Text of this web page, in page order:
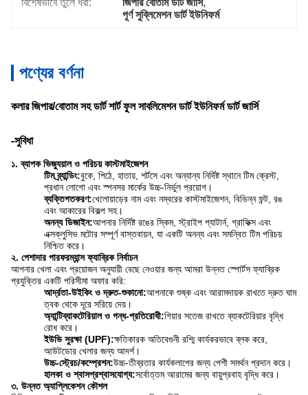
বিশেষভাবে তুলে ধরা:
জিপার বোতাম ডার্ট জার্সি,
পূর্ণ সুব্লিমেশন ডার্ট ইউনিফর্ম
পণ্যের বর্ণনা
কলার জিপার/বোতাম সহ ডার্ট শার্ট ফুল সাবলিমেশন ডার্ট ইউনিফর্ম ডার্ট জার্সি
-সুবিধা
১. ব্যাপক ভিজ্যুয়াল ও পরিচয় কাস্টমাইজেশন
টিম ব্র্যান্ডিং:বুকে, পিঠে, হাতায়, শর্টসে এবং অন্যান্য নির্দিষ্ট স্থানে টিম ক্রেস্ট,
প্রধান লোগো এবং স্পনসর মার্কের উচ্চ-নির্ভুল প্রয়োগ।
ব্যক্তিগতকরণ:খেলোয়াড়ের নাম এবং নম্বরের কাস্টমাইজেশন, বিভিন্ন ফন্ট, রঙ
এবং আকারের বিকল্প সহ।
অনন্য ডিজাইন:আপনার নির্দিষ্ট রঙের স্কিম, স্ট্রাইপ প্যাটার্ন, গ্রাফিক্স এবং
এক্সক্লুসিভ মটোর সম্পূর্ণ বাস্তবায়ন, যা একটি অনন্য এবং সমন্বিত টিম পরিচয়
নিশ্চিত করে।
২. পেশাদার পারফরম্যান্স ফ্যাব্রিক নির্বাচন
আপনার খেলা এবং প্রয়োজন অনুযায়ী বেছে নেওয়ার জন্য আমরা উন্নত স্পোর্টস ফ্যাব্রিক
প্রযুক্তির একটি পরিসীমা অফার করি:
আর্দ্রতা-উইকিং ও দ্রুত-শুকানো:আপনাকে শুষ্ক এবং আরামদায়ক রাখতে দ্রুত ঘাম
ত্বক থেকে দূরে সরিয়ে দেয়।
অ্যান্টিব্যাকটেরিয়াল ও গন্ধ-প্রতিরোধী:গিয়ার সতেজ রাখতে ব্যাকটেরিয়ার বৃদ্ধি
রোধ করে।
ইউভি সুরক্ষা (UPF):ক্ষতিকারক অতিবেগুনী রশ্মি কার্যকরভাবে ব্লক করে,
আউটডোর খেলার জন্য আদর্শ।
উচ্চ-স্ট্রেচ/কম্প্রেশন:উচ্চ-তীব্রতার কার্যকলাপের জন্য পেশী সমর্থন প্রদান করে।
হালকা ও শ্বাসপ্রশ্বাসযোগ্য:সর্বোত্তম আরামের জন্য বায়ুপ্রবাহ বৃদ্ধি করে।
৩. উন্নত অ্যাপ্লিকেশন কৌশল